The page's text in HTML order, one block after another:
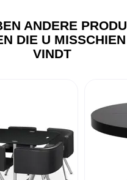
ANDERE
DIE U
VINDT